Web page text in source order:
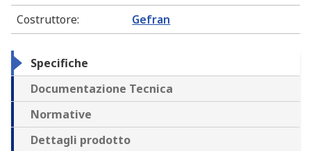
Costruttore: Gefran
Specifiche
Documentazione Tecnica
Normative
Dettagli prodotto